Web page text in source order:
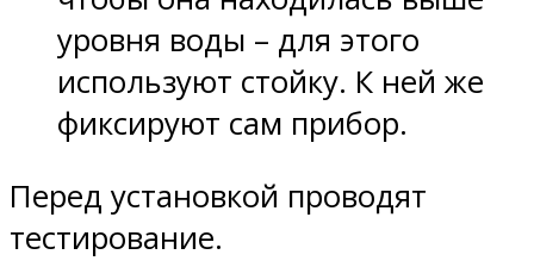
уровня воды – для этого
используют стойку. К ней же
фиксируют сам прибор.
Перед установкой проводят
тестирование.